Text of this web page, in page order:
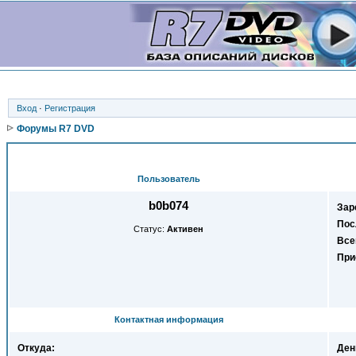
Вход · Регистрация
Форумы R7 DVD
Пользователь
b0b074
Статус: Активен
Контактная информация
Откуда: